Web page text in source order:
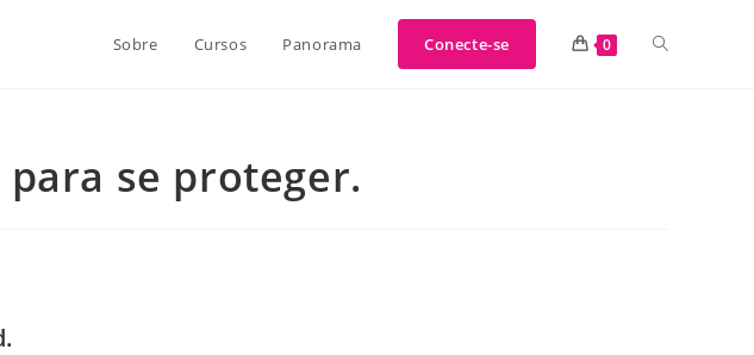
Sobre Cursos Panorama Conecte-se 0
se proteger.